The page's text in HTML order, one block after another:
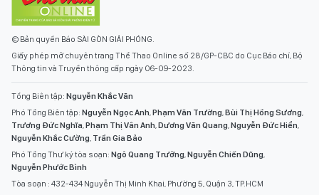
© Bản quyền Báo SÀI GÒN GIẢI PHÓNG.
Giấy phép mở chuyên trang Thể Thao Online số 28/GP-CBC do Cục Báo chí, Bộ
Thông tin và Truyền thông cấp ngày 06-09-2023.
Tổng Biên tập: Nguyễn Khắc Văn
Phó Tổng Biên tập: Nguyễn Ngọc Anh,Phạm Văn Trường,Bùi Thị Hồng Sương,
Trương Đức Nghĩa,Phạm Thị Vân Anh,Dương Văn Quang,Nguyễn Đức Hiển,
Nguyễn Khắc Cường, Trần Gia Bảo
Phó Tổng Thư ký tòa soạn: Ngô Quang Trưởng,Nguyễn Chiến Dũng,
Nguyễn Phước Bình
Tòa soạn : 432-434 Nguyễn Thị Minh Khai, Phường 5, Quận 3, TP.HCM